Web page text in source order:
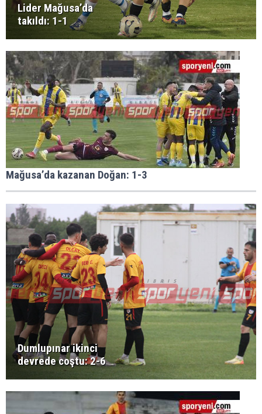
Lider Mağusa’da
takıldı: 1-1
Mağusa’da kazanan Doğan: 1-3
Dumlupınar ikinci
devrede coştu: 2-6